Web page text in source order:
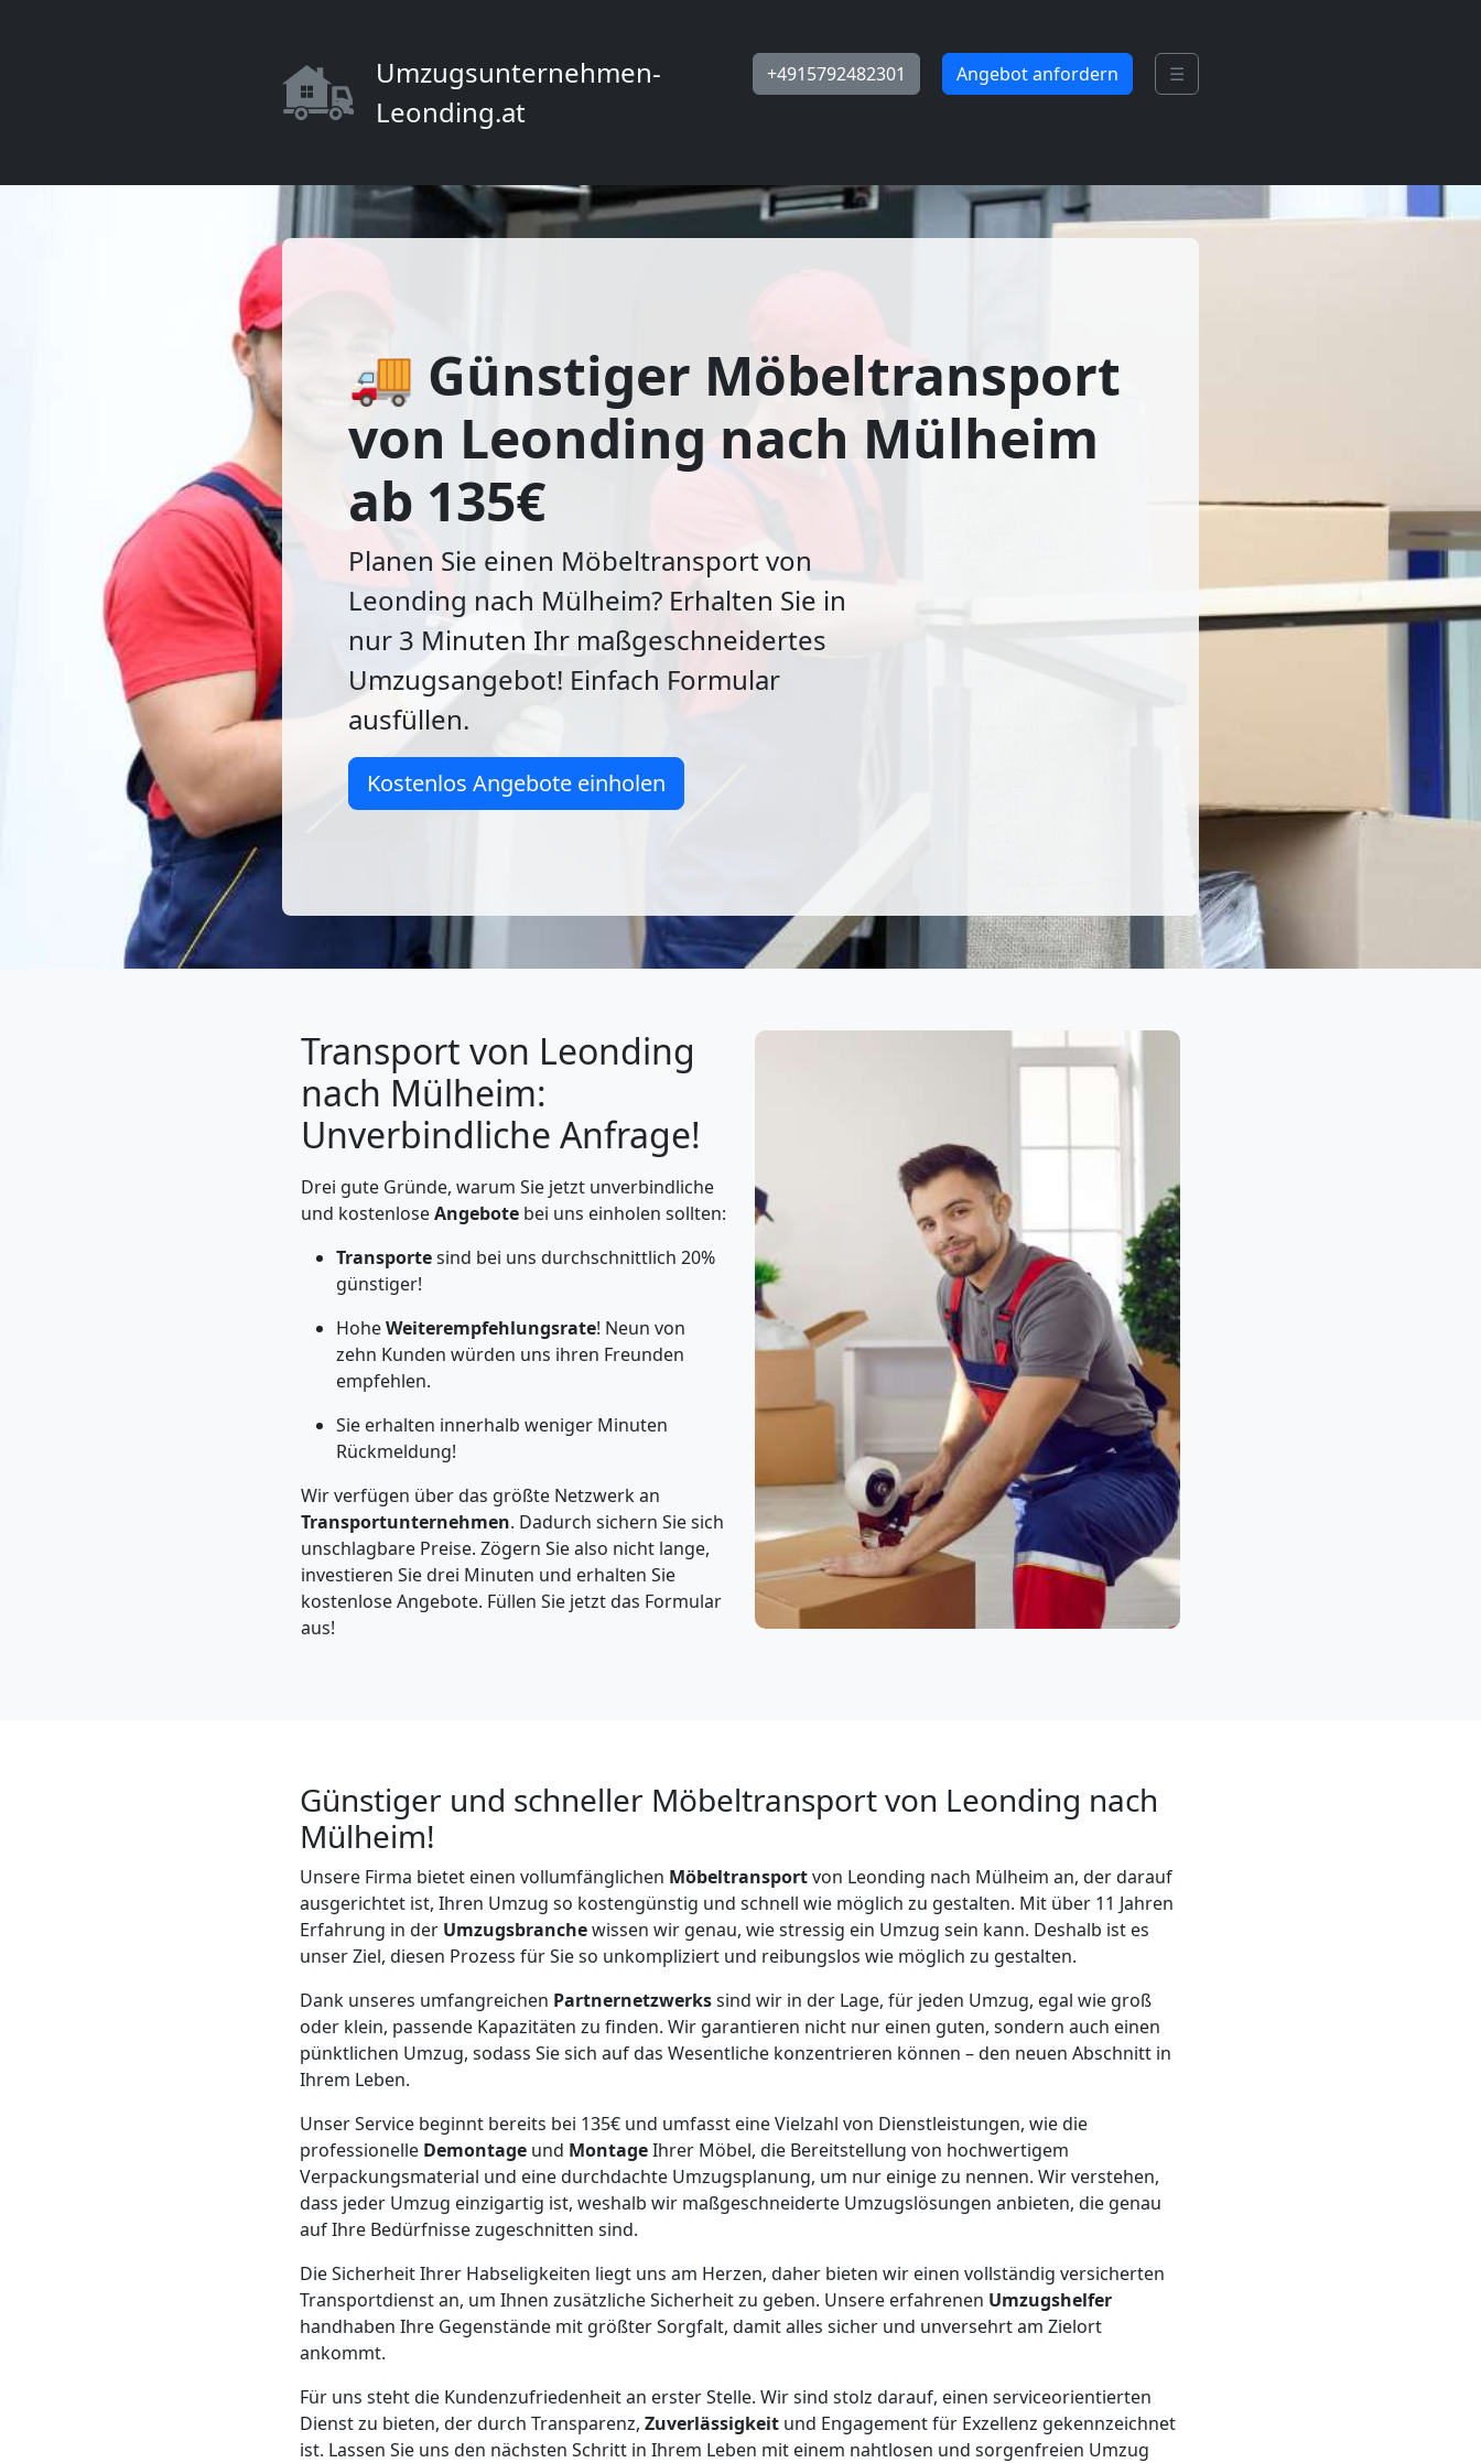
Umzugsunternehmen-
Leonding.at
+4915792482301 Angebot anfordern ☰
🚚 Günstiger Möbeltransport
von Leonding nach Mülheim
ab 135€
Planen Sie einen Möbeltransport von
Leonding nach Mülheim? Erhalten Sie in
nur 3 Minuten Ihr maßgeschneidertes
Umzugsangebot! Einfach Formular
ausfüllen.
Kostenlos Angebote einholen
Transport von Leonding
nach Mülheim:
Unverbindliche Anfrage!
Drei gute Gründe, warum Sie jetzt unverbindliche
und kostenloseAngebote bei uns einholen sollten:
Transportesind bei uns durchschnittlich 20%
günstiger!
HoheWeiterempfehlungsrate! Neun von
zehn Kunden würden uns ihren Freunden
empfehlen.
Sie erhalten innerhalb weniger Minuten
Rückmeldung!
Wir verfügen über das größte Netzwerk an
Transportunternehmen. Dadurch sichern Sie sich
unschlagbare Preise. Zögern Sie also nicht lange,
investieren Sie drei Minuten und erhalten Sie
kostenlose Angebote. Füllen Sie jetzt das Formular
aus!
Günstiger und schneller Möbeltransport von Leonding nach
Mülheim!
Unsere Firma bietet einen vollumfänglichen Möbeltransportvon Leonding nach Mülheim an, der darauf
ausgerichtet ist, Ihren Umzug so kostengünstig und schnell wie möglich zu gestalten. Mit über 11 Jahren
Erfahrung in der Umzugsbranchewissen wir genau, wie stressig ein Umzug sein kann. Deshalb ist es
unser Ziel, diesen Prozess für Sie so unkompliziert und reibungslos wie möglich zu gestalten.
Dank unseres umfangreichen Partnernetzwerkssind wir in der Lage, für jeden Umzug, egal wie groß
oder klein, passende Kapazitäten zu finden. Wir garantieren nicht nur einen guten, sondern auch einen
pünktlichen Umzug, sodass Sie sich auf das Wesentliche konzentrieren können – den neuen Abschnitt in
Ihrem Leben.
Unser Service beginnt bereits bei 135€ und umfasst eine Vielzahl von Dienstleistungen, wie die
professionelle Demontage und MontageIhrer Möbel, die Bereitstellung von hochwertigem
Verpackungsmaterial und eine durchdachte Umzugsplanung, um nur einige zu nennen. Wir verstehen,
dass jeder Umzug einzigartig ist, weshalb wir maßgeschneiderte Umzugslösungen anbieten, die genau
auf Ihre Bedürfnisse zugeschnitten sind.
Die Sicherheit Ihrer Habseligkeiten liegt uns am Herzen, daher bieten wir einen vollständig versicherten
Transportdienst an, um Ihnen zusätzliche Sicherheit zu geben. Unsere erfahrenen Umzugshelfer
handhaben Ihre Gegenstände mit größter Sorgfalt, damit alles sicher und unversehrt am Zielort
ankommt.
Für uns steht die Kundenzufriedenheit an erster Stelle. Wir sind stolz darauf, einen serviceorientierten
Dienst zu bieten, der durch Transparenz, Zuverlässigkeit und Engagement für Exzellenz gekennzeichnet
ist. Lassen Sie uns den nächsten Schritt in Ihrem Leben mit einem nahtlosen und sorgenfreien Umzug